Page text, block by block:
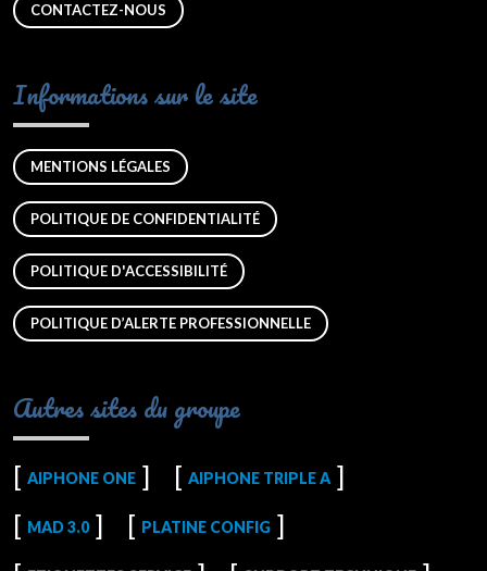
CONTACTEZ-NOUS
Informations sur le site
MENTIONS LÉGALES
POLITIQUE DE CONFIDENTIALITÉ
POLITIQUE D'ACCESSIBILITÉ
POLITIQUE D’ALERTE PROFESSIONNELLE
Autres sites du groupe
AIPHONE ONE AIPHONE TRIPLE A
MAD 3.0 PLATINE CONFIG